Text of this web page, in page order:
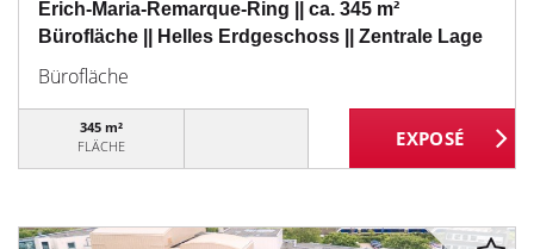
Erich-Maria-Remarque-Ring || ca. 345 m²
Bürofläche || Helles Erdgeschoss || Zentrale Lage
Bürofläche
345 m²
FLÄCHE